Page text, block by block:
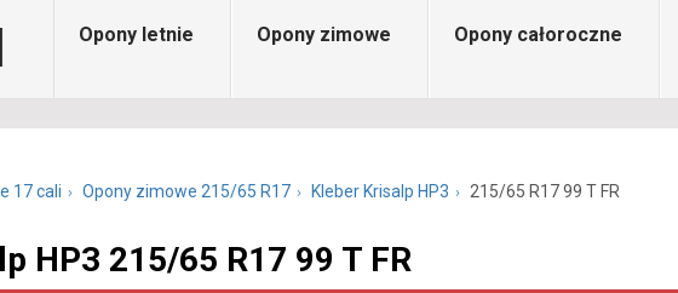
Opony letnie Opony zimowe Opony całoroczne
17 cali Opony zimowe 215/65 R17 Kleber Krisalp HP3 215/65 R17 99 T FR
HP3 215/65 R17 99 T FR